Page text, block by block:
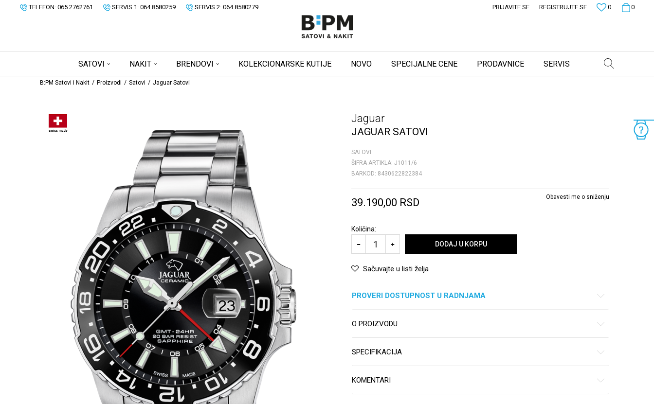
TELEFON: 065 2762761 SERVIS 1: 064 8580259 SERVIS 2: 064 8580279 0
0
PRIJAVITE SE REGISTRUJTE SE
SATOVI NAKIT BRENDOVI KOLEKCIONARSKE KUTIJE NOVO SPECIJALNE CENE PRODAVNICE SERVIS
B:PM Satovi i Nakit Proizvodi Satovi Jaguar Satovi
Jaguar
JAGUAR SATOVI
SATOVI
ŠIFRA ARTIKLA: J1011/6
BARKOD: 8430622822384
39.190,00 RSD Obavesti me o sniženju
Količina:
DODAJ U KORPU
Sačuvajte u listi želja
PROVERI DOSTUPNOST U RADNJAMA
O PROIZVODU
SPECIFIKACIJA
KOMENTARI